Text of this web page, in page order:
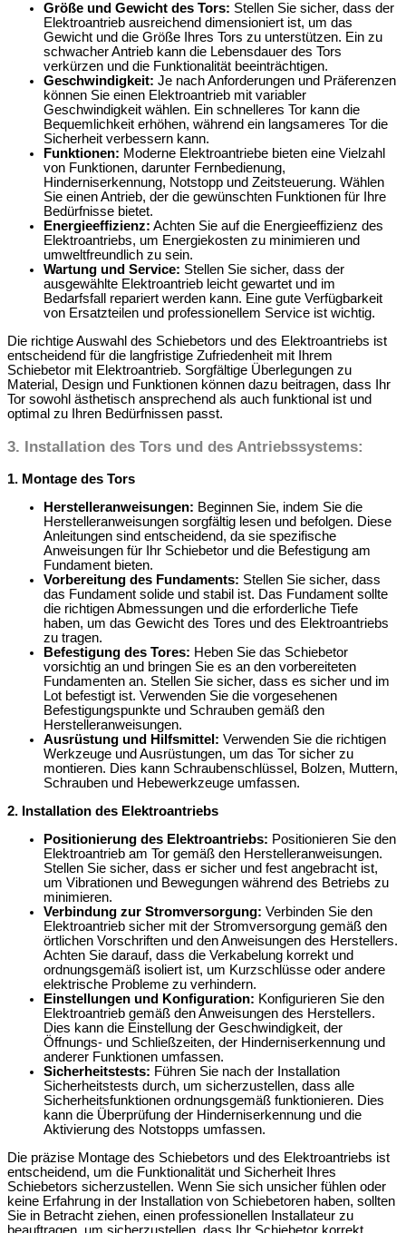
Größe und Gewicht des Tors: Stellen Sie sicher, dass der
Elektroantrieb ausreichend dimensioniert ist, um das
Gewicht und die Größe Ihres Tors zu unterstützen. Ein zu
schwacher Antrieb kann die Lebensdauer des Tors
verkürzen und die Funktionalität beeinträchtigen.
Geschwindigkeit: Je nach Anforderungen und Präferenzen
können Sie einen Elektroantrieb mit variabler
Geschwindigkeit wählen. Ein schnelleres Tor kann die
Bequemlichkeit erhöhen, während ein langsameres Tor die
Sicherheit verbessern kann.
Funktionen: Moderne Elektroantriebe bieten eine Vielzahl
von Funktionen, darunter Fernbedienung,
Hinderniserkennung, Notstopp und Zeitsteuerung. Wählen
Sie einen Antrieb, der die gewünschten Funktionen für Ihre
Bedürfnisse bietet.
Energieeffizienz: Achten Sie auf die Energieeffizienz des
Elektroantriebs, um Energiekosten zu minimieren und
umweltfreundlich zu sein.
Wartung und Service: Stellen Sie sicher, dass der
ausgewählte Elektroantrieb leicht gewartet und im
Bedarfsfall repariert werden kann. Eine gute Verfügbarkeit
von Ersatzteilen und professionellem Service ist wichtig.
Die richtige Auswahl des Schiebetors und des Elektroantriebs ist
entscheidend für die langfristige Zufriedenheit mit Ihrem
Schiebetor mit Elektroantrieb. Sorgfältige Überlegungen zu
Material, Design und Funktionen können dazu beitragen, dass Ihr
Tor sowohl ästhetisch ansprechend als auch funktional ist und
optimal zu Ihren Bedürfnissen passt.
3. Installation des Tors und des Antriebssystems:
1. Montage des Tors
Herstelleranweisungen: Beginnen Sie, indem Sie die
Herstelleranweisungen sorgfältig lesen und befolgen. Diese
Anleitungen sind entscheidend, da sie spezifische
Anweisungen für Ihr Schiebetor und die Befestigung am
Fundament bieten.
Vorbereitung des Fundaments: Stellen Sie sicher, dass
das Fundament solide und stabil ist. Das Fundament sollte
die richtigen Abmessungen und die erforderliche Tiefe
haben, um das Gewicht des Tores und des Elektroantriebs
zu tragen.
Befestigung des Tores: Heben Sie das Schiebetor
vorsichtig an und bringen Sie es an den vorbereiteten
Fundamenten an. Stellen Sie sicher, dass es sicher und im
Lot befestigt ist. Verwenden Sie die vorgesehenen
Befestigungspunkte und Schrauben gemäß den
Herstelleranweisungen.
Ausrüstung und Hilfsmittel: Verwenden Sie die richtigen
Werkzeuge und Ausrüstungen, um das Tor sicher zu
montieren. Dies kann Schraubenschlüssel, Bolzen, Muttern,
Schrauben und Hebewerkzeuge umfassen.
2. Installation des Elektroantriebs
Positionierung des Elektroantriebs: Positionieren Sie den
Elektroantrieb am Tor gemäß den Herstelleranweisungen.
Stellen Sie sicher, dass er sicher und fest angebracht ist,
um Vibrationen und Bewegungen während des Betriebs zu
minimieren.
Verbindung zur Stromversorgung: Verbinden Sie den
Elektroantrieb sicher mit der Stromversorgung gemäß den
örtlichen Vorschriften und den Anweisungen des Herstellers.
Achten Sie darauf, dass die Verkabelung korrekt und
ordnungsgemäß isoliert ist, um Kurzschlüsse oder andere
elektrische Probleme zu verhindern.
Einstellungen und Konfiguration: Konfigurieren Sie den
Elektroantrieb gemäß den Anweisungen des Herstellers.
Dies kann die Einstellung der Geschwindigkeit, der
Öffnungs- und Schließzeiten, der Hinderniserkennung und
anderer Funktionen umfassen.
Sicherheitstests: Führen Sie nach der Installation
Sicherheitstests durch, um sicherzustellen, dass alle
Sicherheitsfunktionen ordnungsgemäß funktionieren. Dies
kann die Überprüfung der Hinderniserkennung und die
Aktivierung des Notstopps umfassen.
Die präzise Montage des Schiebetors und des Elektroantriebs ist
entscheidend, um die Funktionalität und Sicherheit Ihres
Schiebetors sicherzustellen. Wenn Sie sich unsicher fühlen oder
keine Erfahrung in der Installation von Schiebetoren haben, sollten
Sie in Betracht ziehen, einen professionellen Installateur zu
beauftragen, um sicherzustellen, dass Ihr Schiebetor korrekt